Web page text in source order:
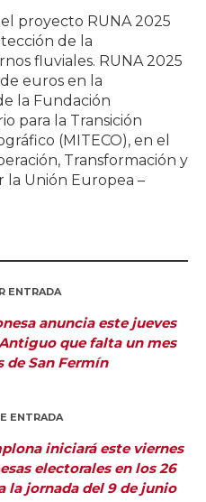
proyecto RUNA 2025
de la
fluviales. RUNA 2025
euros en la
la Fundación
para la Transición
(MITECO), en el
Transformación y
la Unión Europea –
ENTRADA
anuncia este jueves
que falta un mes
de San Fermín
ENTRADA
iniciará este viernes
electorales en los 26
la jornada del 9 de junio